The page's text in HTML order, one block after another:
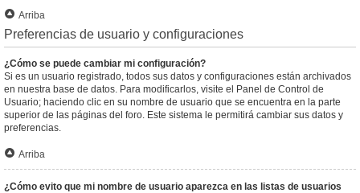
Arriba
Preferencias de usuario y configuraciones
¿Cómo se puede cambiar mi configuración?
Si es un usuario registrado, todos sus datos y configuraciones están archivados
en nuestra base de datos. Para modificarlos, visite el Panel de Control de
Usuario; haciendo clic en su nombre de usuario que se encuentra en la parte
superior de las páginas del foro. Este sistema le permitirá cambiar sus datos y
preferencias.
Arriba
¿Cómo evito que mi nombre de usuario aparezca en las listas de usuarios